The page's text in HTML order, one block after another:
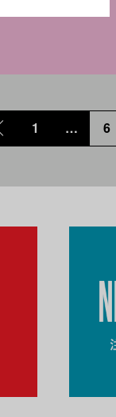
1 … 6